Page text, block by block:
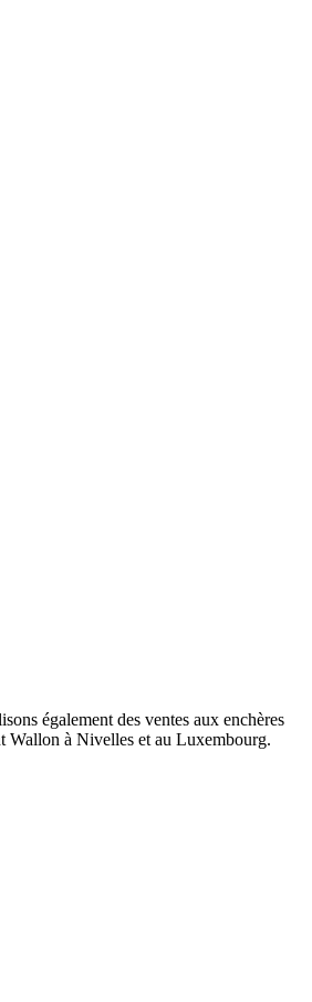
également des ventes aux enchères
Wallon à Nivelles et au Luxembourg.